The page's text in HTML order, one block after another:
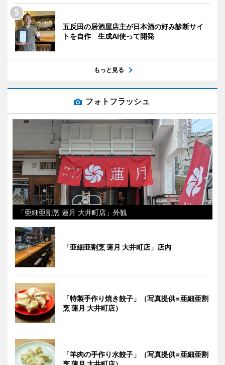
五反田の居酒屋店主が日本酒の好み診断サイ
トを自作 生成AI使って開発
もっと見る
フォトフラッシュ
「亜細亜割烹 蓮月 大井町店」外観
「亜細亜割烹 蓮月 大井町店」店内
「特製手作り焼き餃子」（写真提供=亜細亜割
烹 蓮月 大井町店）
「羊肉の手作り水餃子」（写真提供=亜細亜割